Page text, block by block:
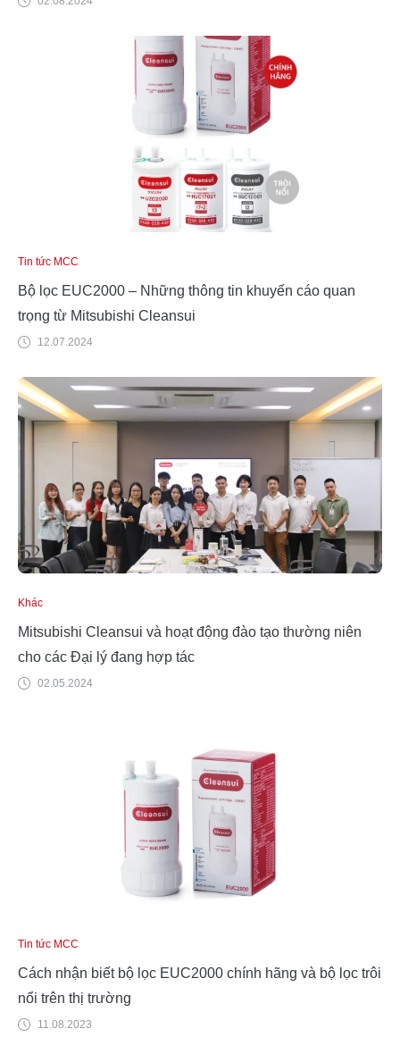
Tin tức MCC
Bộ lọc EUC2000 – Những thông tin khuyến cáo quan
trọng từ Mitsubishi Cleansui
12.07.2024
Khác
Mitsubishi Cleansui và hoạt động đào tạo thường niên
cho các Đại lý đang hợp tác
02.05.2024
Tin tức MCC
Cách nhận biết bộ lọc EUC2000 chính hãng và bộ lọc trôi
nổi trên thị trường
11.08.2023